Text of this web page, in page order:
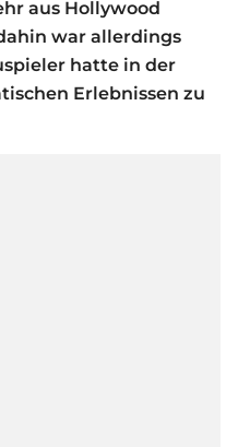
aus Hollywood
war allerdings
hatte in der
Erlebnissen zu